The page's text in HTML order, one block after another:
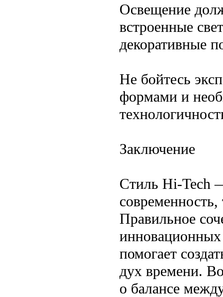
Освещение
встроенные
декоративные
Не бойтесь
формами и
Заключение
Стиль Hi-Tech
Правильное
помогает
дух времени.
о балансе